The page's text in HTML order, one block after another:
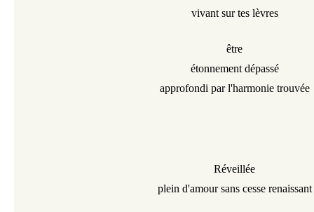
vivant sur tes lèvres
être
étonnement dépassé
approfondi par l'harmonie trouvée
Réveillée
plein d'amour sans cesse renaissant